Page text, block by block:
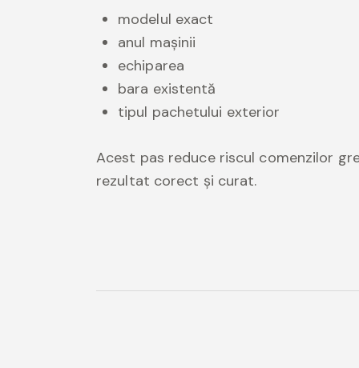
modelul exact
anul mașinii
echiparea
bara existentă
tipul pachetului exterior
Acest pas reduce riscul comenzilor
rezultat corect și curat.